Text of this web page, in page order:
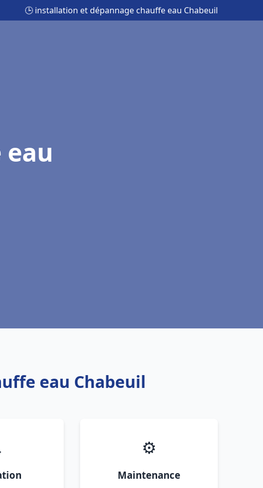
🕒 installation et dépannage chauffe eau Chabeuil
eau Chabeuil
⚙️
Maintenance